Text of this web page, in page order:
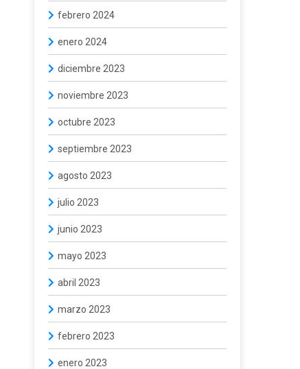
febrero 2024
enero 2024
diciembre 2023
noviembre 2023
octubre 2023
septiembre 2023
agosto 2023
julio 2023
junio 2023
mayo 2023
abril 2023
marzo 2023
febrero 2023
enero 2023